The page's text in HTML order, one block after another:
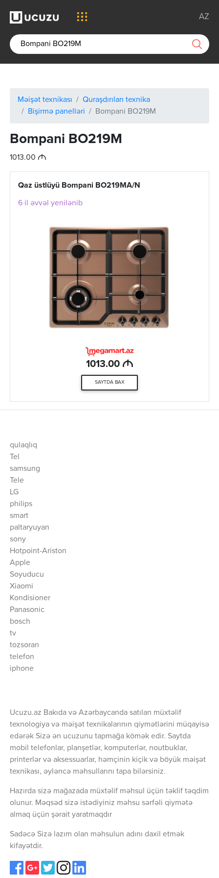
AZ
Məişət texnikası
Quraşdırılan texnika
Bişirmə panelləri
Bompani BO219M
Bompani BO219M
1013.00 M
Qaz üstlüyü Bompani BO219MA/N
6 il əvvəl yenilənib
1013.00 M
SAYTDA BAX
qulaqlıq
Tel
samsung
Tele
LG
philips
smart
paltaryuyan
sony
Hotpoint-Ariston
Apple
Soyuducu
Xiaomi
Kondisioner
Panasonic
bosch
tv
tozsoran
telefon
iphone
Ucuzu.az Bakıda və Azərbaycanda satılan müxtəlif
texnologiya və məişət texnikalarının qiymətlərini müqayisə
edərək Sizə ən ucuzunu tapmağa kömək edir. Saytda
mobil telefonlar, planşetlər, komputerlər, noutbuklar,
printerlər və aksessuarlar, həmçinin kiçik və böyük məişət
texnikası, əyləncə məhsullarını tapa bilərsiniz.
Hazırda sizə mağazada müxtəlif məhsul üçün təklif təqdim
olunur. Məqsəd sizə istədiyiniz məhsu sərfəli qiymətə
almaq üçün şərait yaratmaqdır
Sadəcə Sizə lazım olan məhsulun adını daxil etmək
kifayətdir.